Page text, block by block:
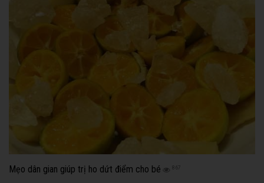
Mẹo dân gian giúp trị ho dứt điểm cho bé 867